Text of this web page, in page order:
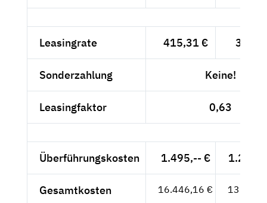
Leasingrate 415,31 €
Sonderzahlung Keine!
Leasingfaktor 0,63
Überführungskosten 1.495,-- €
Gesamtkosten 16.446,16 €